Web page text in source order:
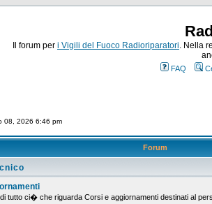
Il forum per i Vigili del Fuoco Radioriparatori. Nella
FAQ
08, 2026 6:46 pm
Forum
tutto ci� che riguarda Corsi e aggiornamenti destinati al